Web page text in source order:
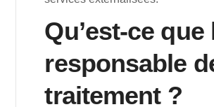
Qu’est-ce que
responsable
traitement ?